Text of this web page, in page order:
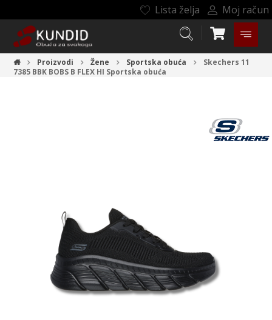
Lista želja Moj račun
Proizvodi Žene Sportska obuća
Skechers 11
7385 BBK BOBS B FLEX HI Sportska obuća